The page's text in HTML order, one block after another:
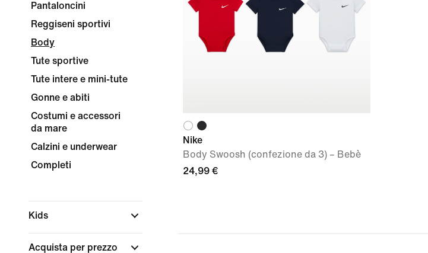
Pantaloncini
Reggiseni sportivi
Body
Tute sportive
Tute intere e mini-tute
Gonne e abiti
Costumi e accessori
da mare
Calzini e underwear
Completi
Kids
Acquista per prezzo
Nike
Body Swoosh (confezione da 3) – Bebè
24,99 €